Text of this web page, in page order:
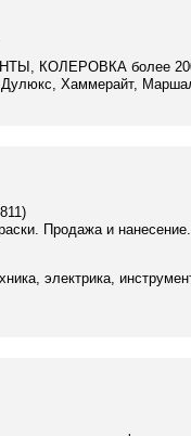
КОЛЕРОВКА более
Дулюкс, Хаммерайт,
Продажа и
электрика,